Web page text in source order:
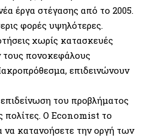
έργα στέγασης από το 2005.
φορές υψηλότερες.
χωρίς κατασκευές
τους πονοκεφάλους
επιδεινώνουν
του προβλήματος
πολίτες. Ο Economist το
να κατανοήσετε την οργή των